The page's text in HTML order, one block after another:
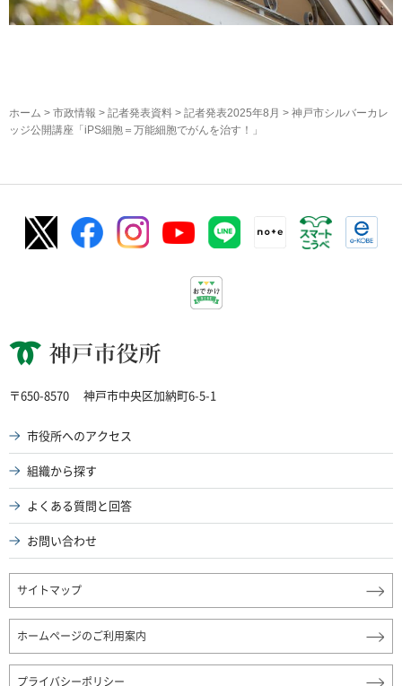
ホーム > 市政情報 > 記者発表資料 > 記者発表2025年8月 > 神戸市シルバーカレ
ッジ公開講座「iPS細胞＝万能細胞でがんを治す！」
神戸市役所
〒650-8570 神戸市中央区加納町6-5-1
市役所へのアクセス
組織から探す
よくある質問と回答
お問い合わせ
サイトマップ
ホームページのご利用案内
プライバシーポリシー